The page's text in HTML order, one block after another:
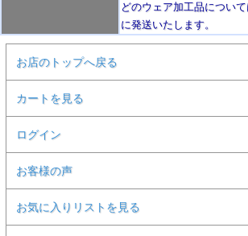
どのウェア加工品につい
に発送いたします。
お店のトップへ戻る
カートを見る
ログイン
お客様の声
お気に入りリストを見る